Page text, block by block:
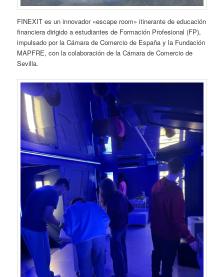
FINEXIT es un innovador «escape room» itinerante de educación
financiera dirigido a estudiantes de Formación Profesional (FP),
impulsado por la Cámara de Comercio de España y la Fundación
MAPFRE, con la colaboración de la Cámara de Comercio de
Sevilla.